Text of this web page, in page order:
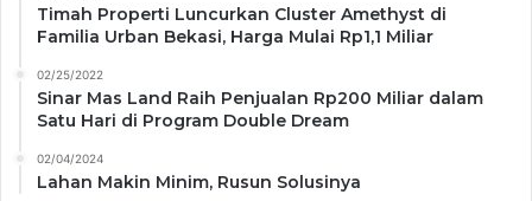
Timah Properti Luncurkan Cluster Amethyst di
Familia Urban Bekasi, Harga Mulai Rp1,1 Miliar
02/25/2022
Sinar Mas Land Raih Penjualan Rp200 Miliar dalam
Satu Hari di Program Double Dream
02/04/2024
Lahan Makin Minim, Rusun Solusinya